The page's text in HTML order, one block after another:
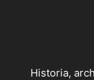
Historia,